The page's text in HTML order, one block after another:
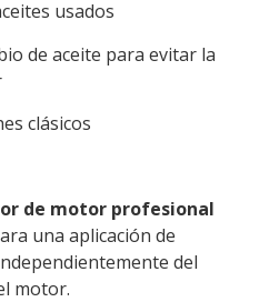
usados
de aceite para evitar la
clásicos
de motor profesional
una aplicación de
del
motor.